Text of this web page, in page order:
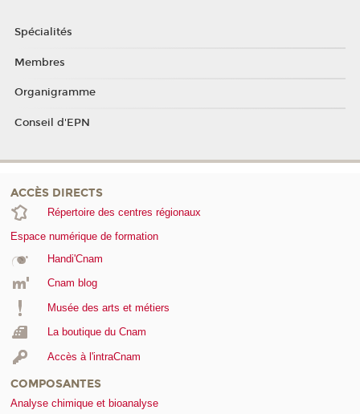
Spécialités
Membres
Organigramme
Conseil d'EPN
ACCÈS DIRECTS
Répertoire des centres régionaux
Espace numérique de formation
Handi'Cnam
Cnam blog
Musée des arts et métiers
La boutique du Cnam
Accès à l'intraCnam
COMPOSANTES
Analyse chimique et bioanalyse